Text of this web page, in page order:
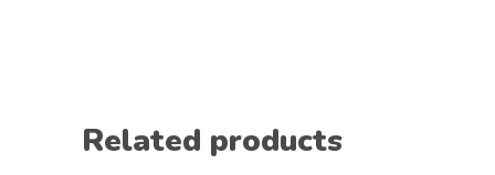
Related products